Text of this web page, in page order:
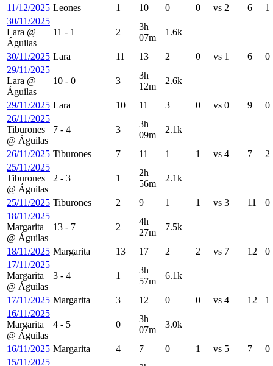
11/12/2025 Leones 1 10 0 0 vs 2 6
1
30/11/2025
Lara @
Águilas
11 - 1 2
3h
07m
1.6k
30/11/2025 Lara 11 13 2 0 vs 1 6
0
29/11/2025
Lara @
Águilas
10 - 0 3
3h
12m
2.6k
29/11/2025 Lara 10 11 3 0 vs 0 9
0
26/11/2025
Tiburones
@ Águilas
7 - 4 3
3h
09m
2.1k
26/11/2025 Tiburones 7 11 1 1 vs 4 7
2
25/11/2025
Tiburones
@ Águilas
2 - 3 1
2h
56m
2.1k
25/11/2025 Tiburones 2 9 1 1 vs 3 11
0
18/11/2025
Margarita
@ Águilas
13 - 7 2
4h
27m
7.5k
18/11/2025 Margarita 13 17 2 2 vs 7 12
0
17/11/2025
Margarita
@ Águilas
3 - 4 1
3h
57m
6.1k
17/11/2025 Margarita 3 12 0 0 vs 4 12
1
16/11/2025
Margarita
@ Águilas
4 - 5 0
3h
07m
3.0k
16/11/2025 Margarita 4 7 0 1 vs 5 7
0
15/11/2025